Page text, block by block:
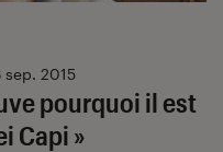
pourquoi il est
Capi »
sep. 2015